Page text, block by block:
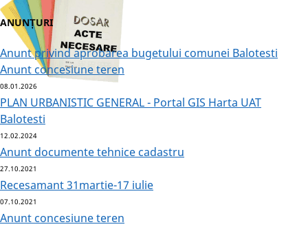
ANUNȚURI
Anunt privind aprobarea bugetului comunei Balotesti
Anunt concesiune teren
08.01.2026
PLAN URBANISTIC GENERAL - Portal GIS Harta UAT
Balotesti
12.02.2024
Anunt documente tehnice cadastru
27.10.2021
Recesamant 31martie-17 iulie
07.10.2021
Anunt concesiune teren